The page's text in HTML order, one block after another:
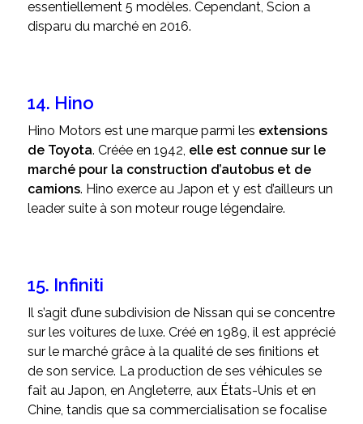
essentiellement 5 modèles. Cependant, Scion a
disparu du marché en 2016.
14. Hino
Hino Motors est une marque parmi les extensions
de Toyota. Créée en 1942, elle est connue sur le
marché pour la construction d’autobus et de
camions. Hino exerce au Japon et y est d’ailleurs un
leader suite à son moteur rouge légendaire.
15. Infiniti
Il s’agit d’une subdivision de Nissan qui se concentre
sur les voitures de luxe. Créé en 1989, il est apprécié
sur le marché grâce à la qualité de ses finitions et
de son service. La production de ses véhicules se
fait au Japon, en Angleterre, aux États-Unis et en
Chine, tandis que sa commercialisation se focalise